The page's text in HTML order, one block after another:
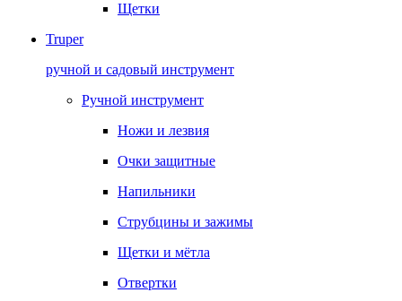
Щетки
Truper
ручной и садовый инструмент
Ручной инструмент
Ножи и лезвия
Очки защитные
Напильники
Струбцины и зажимы
Щетки и мётла
Отвертки